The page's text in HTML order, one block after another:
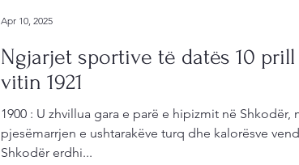
Ngjarjet sportive të datës 10
vitin 1921
1900 : U zhvillua gara e parë e hipizmit në Shkodër,
pjesëmarrjen e ushtarakëve turq dhe kalorësve vendas. 1901
Shkodër erdhi...
Apr 10, 2025